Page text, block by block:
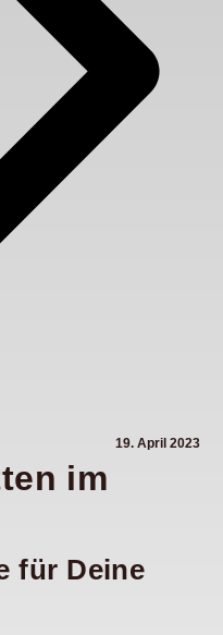
19. April 2023
im
für Deine